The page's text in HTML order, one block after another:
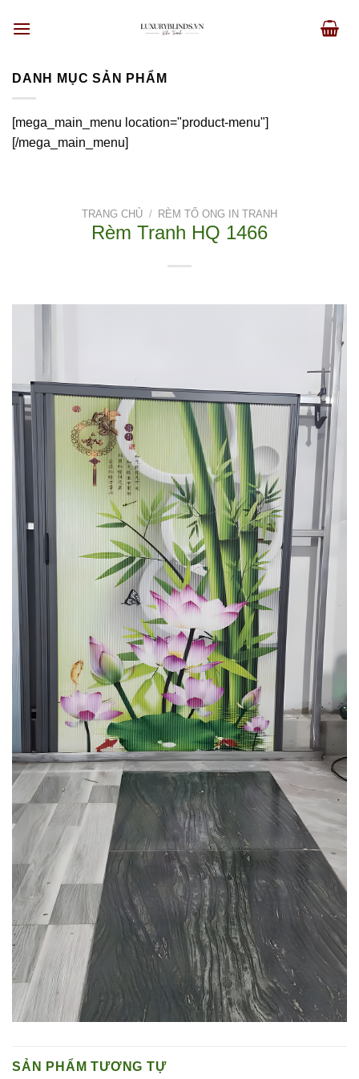
DANH MỤC SẢN PHẨM
[mega_main_menu location="product-menu"]
[/mega_main_menu]
TRANG CHỦ / RÈM TỔ ONG IN TRANH
Rèm Tranh HQ 1466
SẢN PHẨM TƯƠNG TỰ